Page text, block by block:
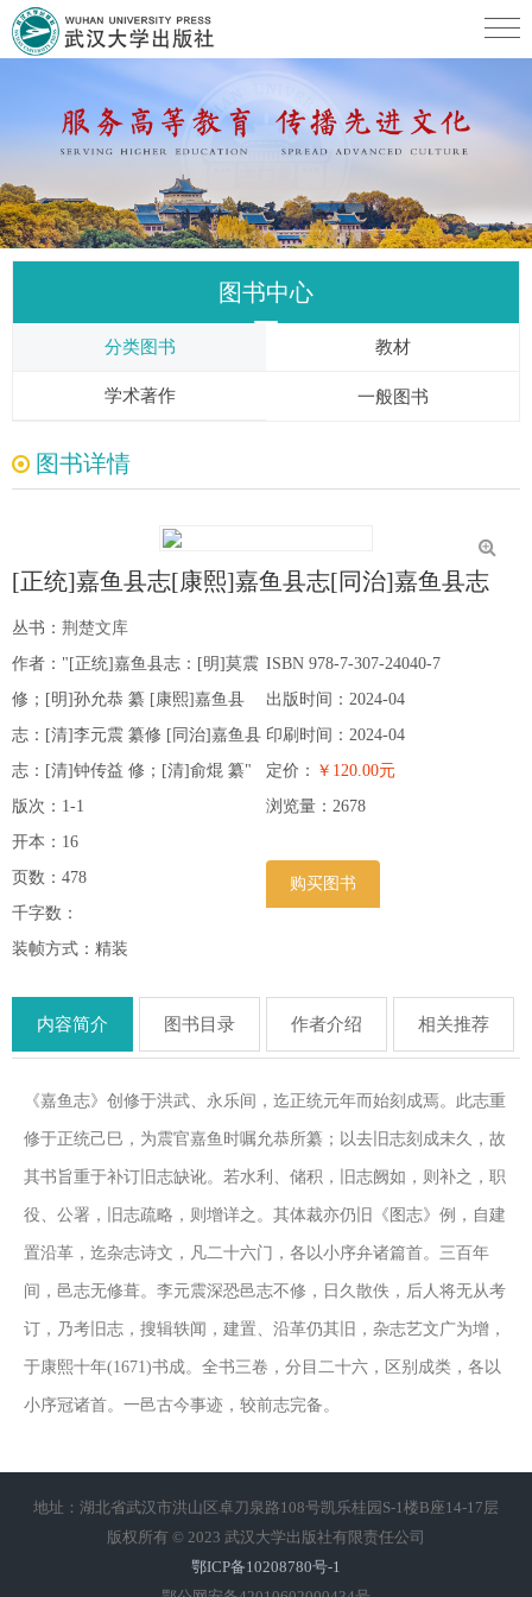
图书中心
分类图书 教材
学术著作 一般图书
图书详情
[正统]嘉鱼县志[康熙]嘉鱼县志[同治]嘉鱼县志
丛书： 荆楚文库
作者："[正统]嘉鱼县志：[明]莫震
修；[明]孙允恭 纂 [康熙]嘉鱼县
志：[清]李元震 纂修 [同治]嘉鱼县
志：[清]钟传益 修；[清]俞焜 纂"
版次：1-1
开本：16
页数：478
千字数：
装帧方式：精装
ISBN 978-7-307-24040-7
出版时间：2024-04
印刷时间：2024-04
定价： ￥120.00元
浏览量： 2678
购买图书
内容简介 图书目录 作者介绍 相关推荐
《嘉鱼志》创修于洪武、永乐间，迄正统元年而始刻成焉。此志重
修于正统己巳，为震官嘉鱼时嘱允恭所纂；以去旧志刻成未久，故
其书旨重于补订旧志缺讹。若水利、储积，旧志阙如，则补之，职
役、公署，旧志疏略，则增详之。其体裁亦仍旧《图志》例，自建
置沿革，迄杂志诗文，凡二十六门，各以小序弁诸篇首。三百年
间，邑志无修葺。李元震深恐邑志不修，日久散佚，后人将无从考
订，乃考旧志，搜辑轶闻，建置、沿革仍其旧，杂志艺文广为增，
于康熙十年(1671)书成。全书三卷，分目二十六，区别成类，各以
小序冠诸首。一邑古今事迹，较前志完备。
地址：湖北省武汉市洪山区卓刀泉路108号凯乐桂园S-1楼B座14-17层
版权所有 © 2023 武汉大学出版社有限责任公司
鄂ICP备10208780号-1